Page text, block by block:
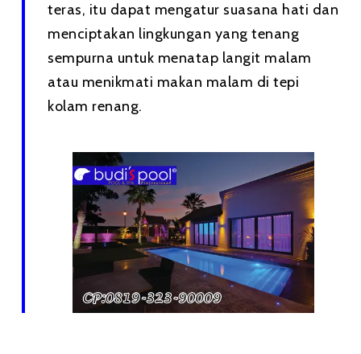
teras, itu dapat mengatur suasana hati dan
menciptakan lingkungan yang tenang
sempurna untuk menatap langit malam
atau menikmati makan malam di tepi
kolam renang.